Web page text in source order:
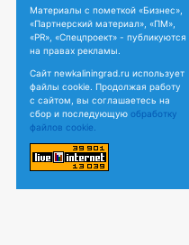
Материалы с пометкой «Бизнес»,
«Партнерский материал», «ПМ»,
«PR», «Спецпроект» - публикуются
на правах рекламы.
Сайт newkaliningrad.ru использует
файлы cookie. Продолжая работу
с сайтом, вы соглашаетесь на
сбор и последующую обработку
файлов cookie.